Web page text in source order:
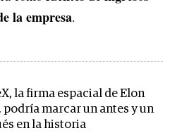
la empresa.
la firma espacial de Elon
podría marcar un antes y un
en la historia